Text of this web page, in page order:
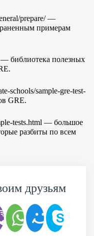
prepare/—
примерам
— библиотека полезных
schools/sample-gre-test-
GRE.
tests.html — большое
разбиты по всем
друзьям